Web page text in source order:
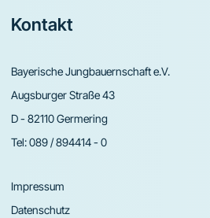
Footer
Kontakt
Bayerische Jungbauernschaft e.V.
Augsburger Straße 43
D - 82110 Germering
Tel:089 / 894414 - 0
Impressum
Datenschutz